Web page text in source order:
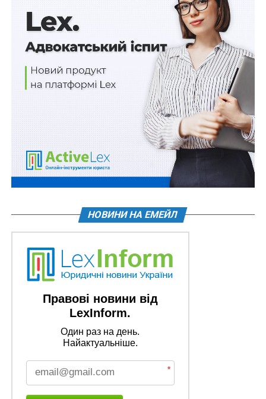
Понад півмільйона на фейковий ремонт авто
НЕ ПРОПУСТІТЬ
Хабарі за іспити
НОВИНИ НА ЕМЕЙЛ
Правові новини від
LexInform.
Один раз на день.
Найактуальніше.
*